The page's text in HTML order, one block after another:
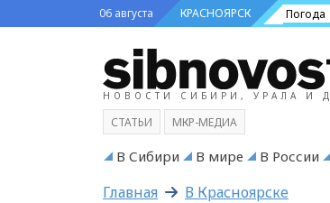
06 августа КРАСНОЯРСК Погода
НОВОСТИ СИБИРИ, УРАЛА И
СТАТЬИ МКР-МЕДИА
В Сибири В мире В России
Главная В Красноярске